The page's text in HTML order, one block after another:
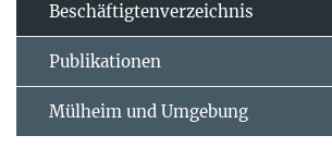
Beschäftigtenverzeichnis
Publikationen
Mülheim und Umgebung